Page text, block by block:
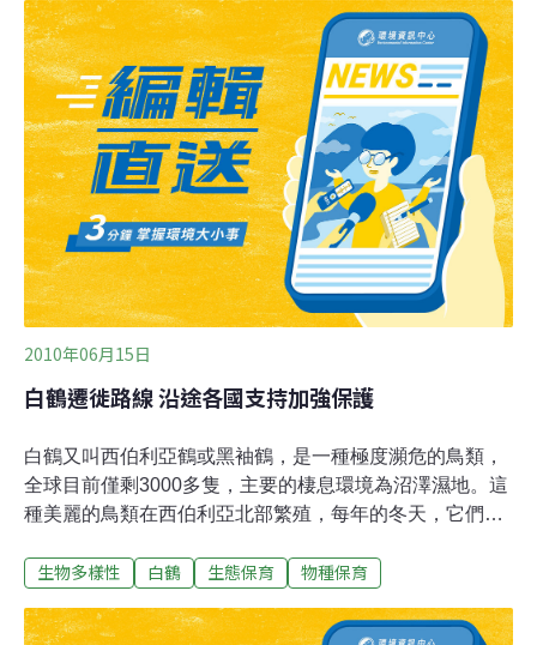
源表示，終於紙包不住火，透過電視播出與報紙的跟進報
導，人潮開始湧入。他認為，台灣能不能建立一個新的保
育典範，在於公部門的勇於任事，及媒體與民眾的自制。
在20日週末假期以前是關鍵期，盼望公部門柔性管理。金
山區長李偉人說，據專家表示，白鶴應會停留至明年2
月，對現場保護封鎖線、告示牌、及停車場、交通維持暨
定時巡視等措施，區公所會同市府動保處、金山警察分局
中角派出所，積極處理中。
2010年06月15日
白鶴遷徙路線 沿途各國支持加強保護
白鶴又叫西伯利亞鶴或黑袖鶴，是一種極度瀕危的鳥類，
全球目前僅剩3000多隻，主要的棲息環境為沼澤濕地。這
種美麗的鳥類在西伯利亞北部繁殖，每年的冬天，它們沿
方、伊朗和印度過冬。近年來，一些白鶴遷徙途中棲息的
白鶴和其他候鳥的生存。為保護數量迅速減少的白鶴，中
生物多樣性 白鶴 生態保育 物種保育